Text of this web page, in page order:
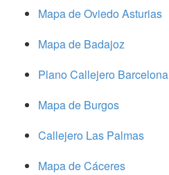
Mapa de Oviedo Asturias
Mapa de Badajoz
Plano Callejero Barcelona
Mapa de Burgos
Callejero Las Palmas
Mapa de Cáceres